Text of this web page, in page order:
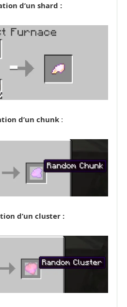
d’un shard :
d’un chunk:
d’un cluster :